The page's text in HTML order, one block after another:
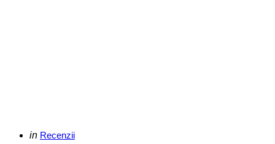
Categories
Posted
in Recenzii